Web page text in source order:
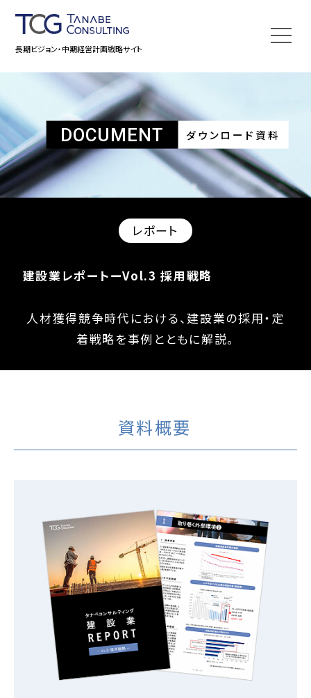
長期ビジョン・中期経営計画戦略サイト
DOCUMENT ダウンロード資料
レポート
建設業レポートーVol.3 採用戦略
人材獲得競争時代における、建設業の採用・定
着戦略を事例とともに解説。
資料概要